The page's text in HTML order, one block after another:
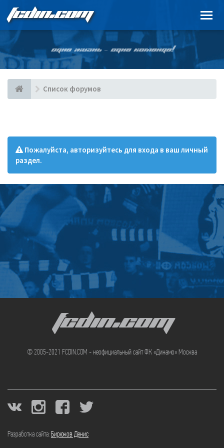
FCDIN.COM
ОДНА ЖИЗНЬ – ОДНА КОМАНДА!
Список форумов
Пожалуйста, авторизуйтесь для входа в ваш личный
раздел.
FCDIN.COM
© 2005-2021 FCDIN.COM - неофициальный сайт ФК «Динамо» Москва
Разработка сайта: Бирюков Денис